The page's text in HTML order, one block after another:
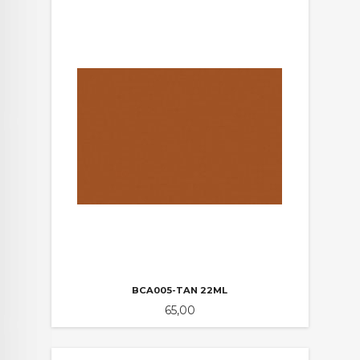
BCA005-TAN 22ML
Pris
65,00